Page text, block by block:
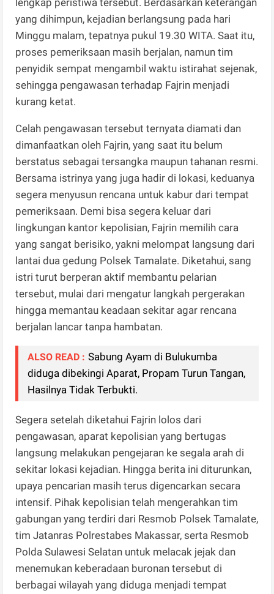
yang dihimpun, kejadian berlangsung pada hari
Minggu malam, tepatnya pukul 19.30 WITA. Saat itu,
proses pemeriksaan masih berjalan, namun tim
penyidik sempat mengambil waktu istirahat sejenak,
sehingga pengawasan terhadap Fajrin menjadi
kurang ketat.
Celah pengawasan tersebut ternyata diamati dan
dimanfaatkan oleh Fajrin, yang saat itu belum
berstatus sebagai tersangka maupun tahanan resmi.
Bersama istrinya yang juga hadir di lokasi, keduanya
segera menyusun rencana untuk kabur dari tempat
pemeriksaan. Demi bisa segera keluar dari
lingkungan kantor kepolisian, Fajrin memilih cara
yang sangat berisiko, yakni melompat langsung dari
lantai dua gedung Polsek Tamalate. Diketahui, sang
istri turut berperan aktif membantu pelarian
tersebut, mulai dari mengatur langkah pergerakan
hingga memantau keadaan sekitar agar rencana
berjalan lancar tanpa hambatan.
ALSO READ : Sabung Ayam di Bulukumba
diduga dibekingi Aparat, Propam Turun Tangan,
Hasilnya Tidak Terbukti.
Segera setelah diketahui Fajrin lolos dari
pengawasan, aparat kepolisian yang bertugas
langsung melakukan pengejaran ke segala arah di
sekitar lokasi kejadian. Hingga berita ini diturunkan,
upaya pencarian masih terus digencarkan secara
intensif. Pihak kepolisian telah mengerahkan tim
gabungan yang terdiri dari Resmob Polsek Tamalate,
tim Jatanras Polrestabes Makassar, serta Resmob
Polda Sulawesi Selatan untuk melacak jejak dan
menemukan keberadaan buronan tersebut di
berbagai wilayah yang diduga menjadi tempat